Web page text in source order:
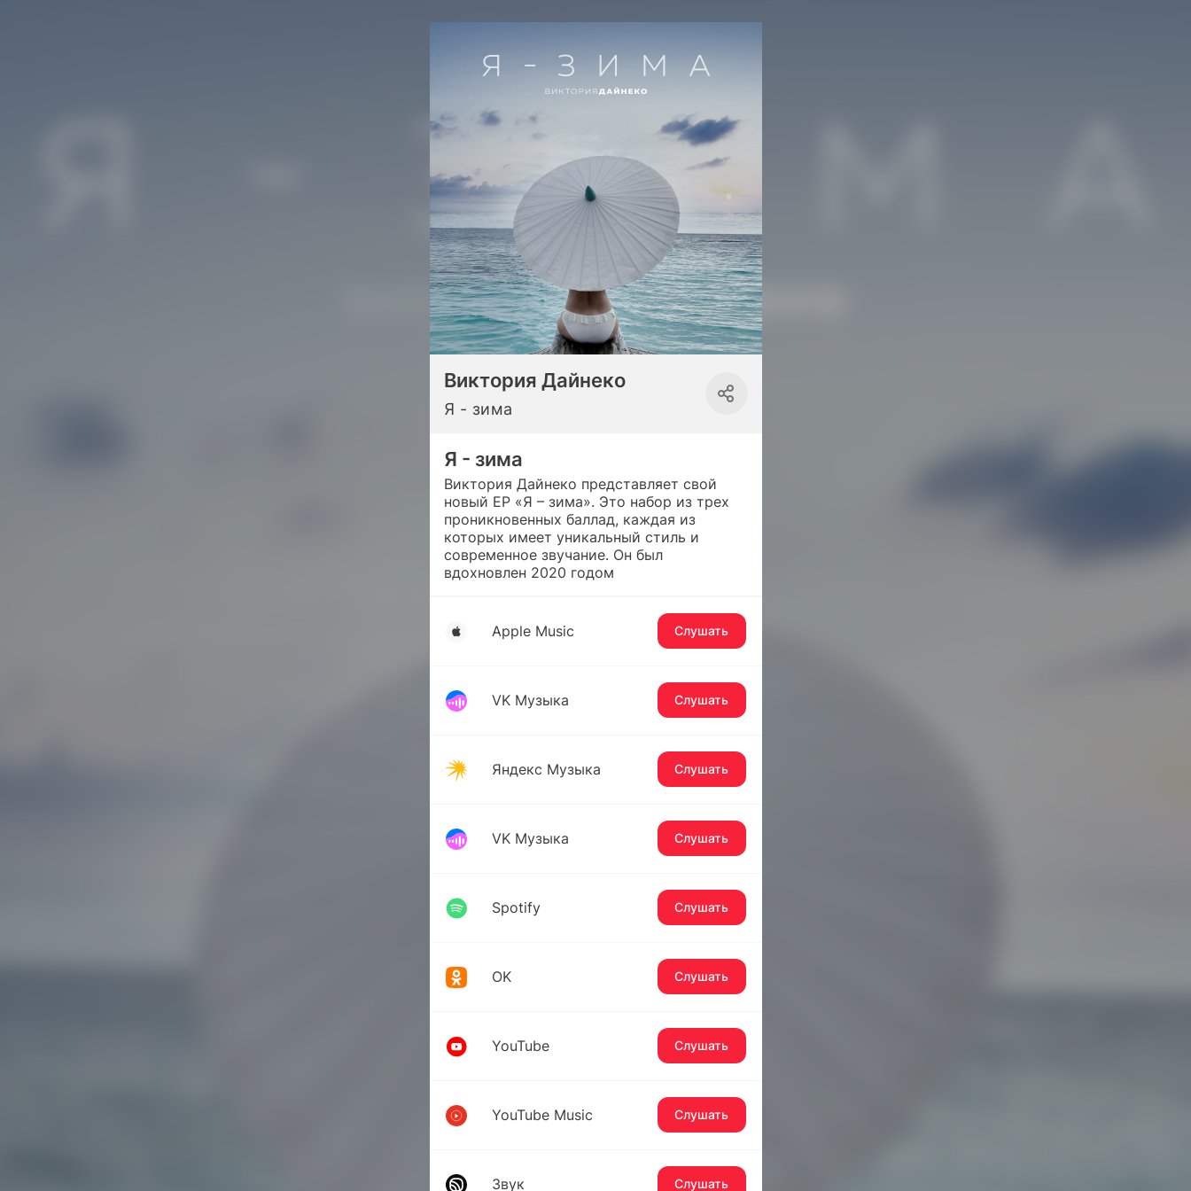
Виктория Дайнеко
Я - зима
Я - зима
Виктория Дайнеко представляет свой
новый EP «Я – зима». Это набор из трех
проникновенных баллад, каждая из
которых имеет уникальный стиль и
современное звучание. Он был
вдохновлен 2020 годом
Apple Music Слушать
VK Музыка Слушать
Яндекс Музыка Слушать
VK Музыка Слушать
Spotify Слушать
OK Слушать
YouTube Слушать
YouTube Music Слушать
Звук Слушать